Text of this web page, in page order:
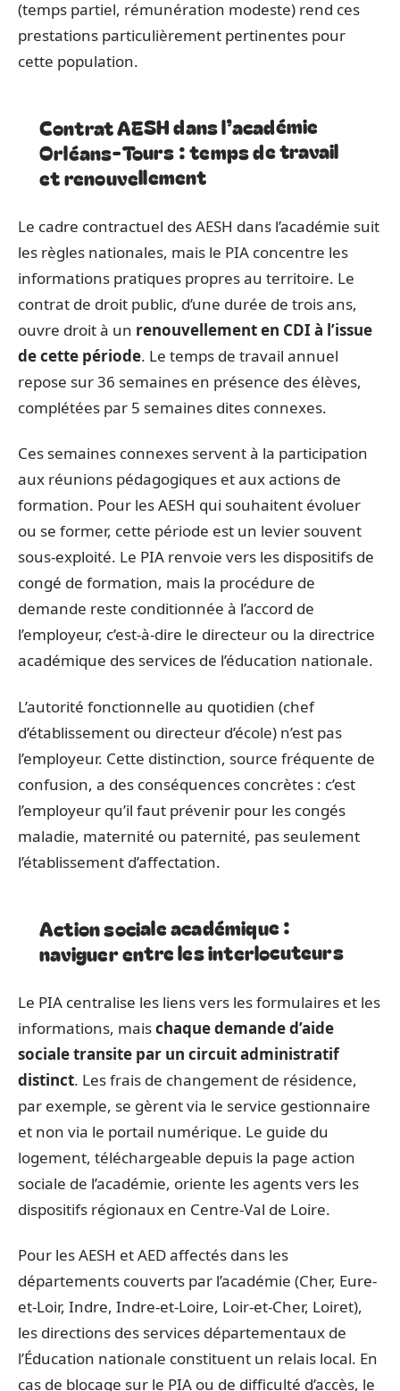
(temps partiel, rémunération modeste) rend ces
prestations particulièrement pertinentes pour
cette population.
Contrat AESH dans l’académie
Orléans-Tours : temps de travail
et renouvellement
Le cadre contractuel des AESH dans l’académie suit
les règles nationales, mais le PIA concentre les
informations pratiques propres au territoire. Le
contrat de droit public, d’une durée de trois ans,
ouvre droit à un renouvellement en CDI à l’issue
de cette période. Le temps de travail annuel
repose sur 36 semaines en présence des élèves,
complétées par 5 semaines dites connexes.
Ces semaines connexes servent à la participation
aux réunions pédagogiques et aux actions de
formation. Pour les AESH qui souhaitent évoluer
ou se former, cette période est un levier souvent
sous-exploité. Le PIA renvoie vers les dispositifs de
congé de formation, mais la procédure de
demande reste conditionnée à l’accord de
l’employeur, c’est-à-dire le directeur ou la directrice
académique des services de l’éducation nationale.
L’autorité fonctionnelle au quotidien (chef
d’établissement ou directeur d’école) n’est pas
l’employeur. Cette distinction, source fréquente de
confusion, a des conséquences concrètes : c’est
l’employeur qu’il faut prévenir pour les congés
maladie, maternité ou paternité, pas seulement
l’établissement d’affectation.
Action sociale académique :
naviguer entre les interlocuteurs
Le PIA centralise les liens vers les formulaires et les
informations, maischaque demande d’aide
sociale transite par un circuit administratif
distinct. Les frais de changement de résidence,
par exemple, se gèrent via le service gestionnaire
et non via le portail numérique. Le guide du
logement, téléchargeable depuis la page action
sociale de l’académie, oriente les agents vers les
dispositifs régionaux en Centre-Val de Loire.
Pour les AESH et AED affectés dans les
départements couverts par l’académie (Cher, Eure-
et-Loir, Indre, Indre-et-Loire, Loir-et-Cher, Loiret),
les directions des services départementaux de
l’Éducation nationale constituent un relais local. En
cas de blocage sur le PIA ou de difficulté d’accès, le